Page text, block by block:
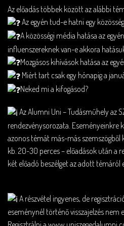
Az előadás többek között az alábbi
Az egyén tud-e hatni egy
A közösségi média hatása az
influenszereknek van-e akkora
Mozgásos kihívások hatása az
Miért tart csak egy hónapig a
Neked mi a kifogásod?
Az Alumni Uni – Tudásműhely az
rendezvénysorozata. Eseményeinkre
azonos témát más-más szemszögből
kb. 20-30 perces – előadások után a
két előadó beszélget az adott témáról
A részvétel ingyenes, de
eseménynél történő visszajelzés nem